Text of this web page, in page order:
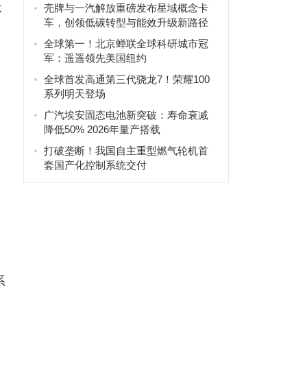
壳牌与一汽解放重磅发布星域概念卡
车，创领低碳转型与能效升级新路径
全球第一！北京蝉联全球科研城市冠
军：遥遥领先美国纽约
全球首发高通第三代骁龙7！荣耀100
系列明天登场
广汽埃安固态电池新突破：寿命衰减
降低50% 2026年量产搭载
打破垄断！我国自主重型燃气轮机首
套国产化控制系统交付